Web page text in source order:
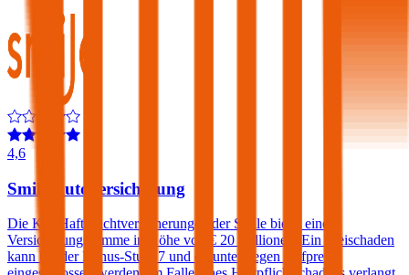
4,6
Smile Autoversicherung
Die Kfz-Haftpflichtversicherungen der Smile bietet eine
Versicherungssumme in Höhe von € 20 Millionen. Ein Freischaden
kann bei der Bonus-Stufe 7 und darunter gegen Aufpreis